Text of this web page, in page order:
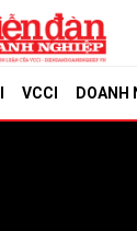
VCCI DOANH